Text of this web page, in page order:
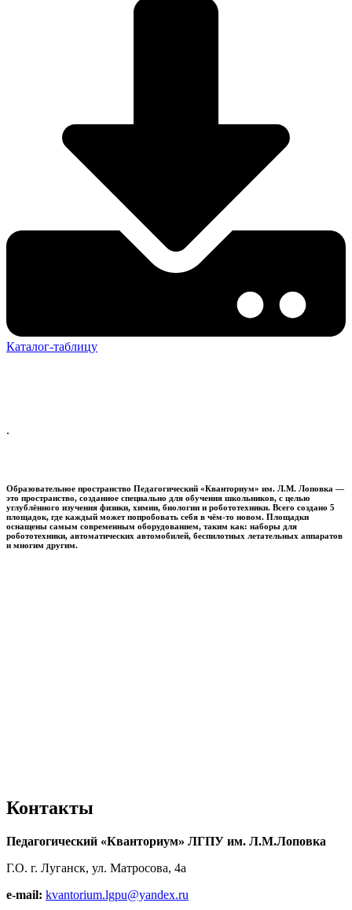
Каталог-таблицу
.
Образовательное пространство Педагогический «Кванториум» им. Л.М. Лоповка —
это пространство, созданное специально для обучения школьников, с целью
углублённого изучения физики, химии, биологии и робототехники. Всего создано 5
площадок, где каждый может попробовать себя в чём-то новом. Площадки
оснащены самым современным оборудованием, таким как: наборы для
робототехники, автоматических автомобилей, беспилотных летательных аппаратов
и многим другим.
Контакты
Педагогический «Кванториум» ЛГПУ им. Л.М.Лоповка
Г.О. г. Луганск, ул. Матросова, 4а
e-mail: kvantorium.lgpu@yandex.ru